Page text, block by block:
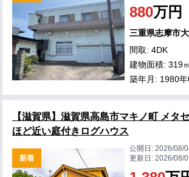
880万円
三重県志摩市
間取: 4DK
建物面積: 319
築年月: 1980年
【滋賀県】滋賀県高島市マキノ町 メタ
ほど近い庭付きログハウス
新着
公開日:2026/08/
更新日:2026/08/